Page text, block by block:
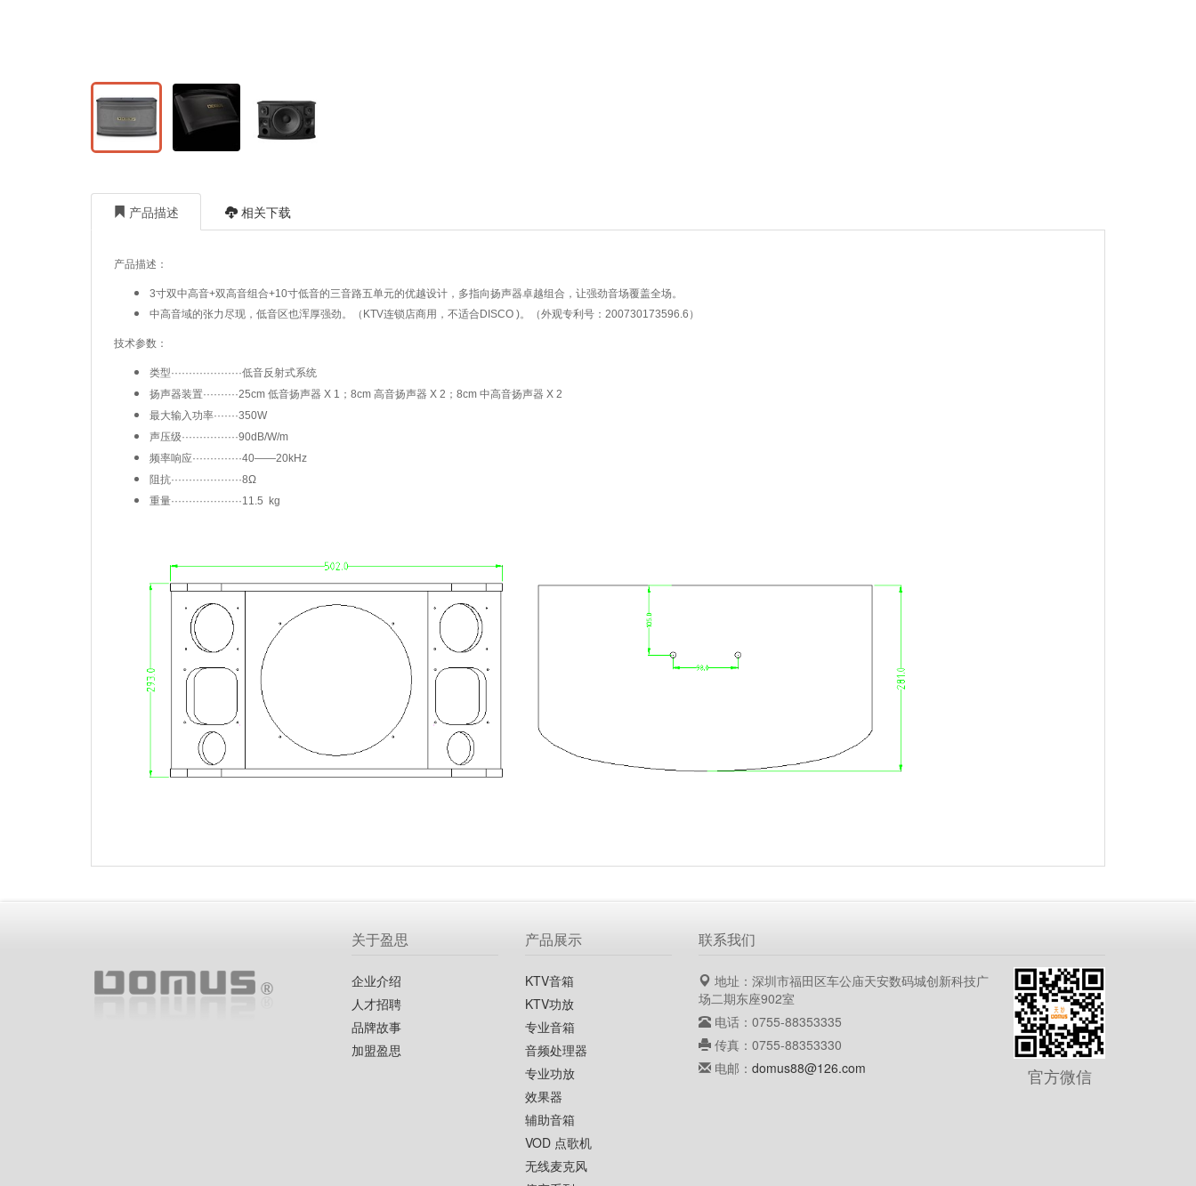
产品描述 相关下载
产品描述：
3寸双中高音+双高音组合+10寸低音的三音路五单元的优越设计，多指向扬声器卓越组合，让强劲音场覆盖全场。
中高音域的张力尽现，低音区也浑厚强劲。（KTV连锁店商用，不适合DISCO )。（外观专利号：200730173596.6）
​技术参数：
类型····················低音反射式系统
扬声器装置··········25cm 低音扬声器 X 1；8cm 高音扬声器 X 2；8cm 中高音扬声器 X 2
最大输入功率·······350W
声压级················90dB/W/m
频率响应··············40——20kHz
阻抗····················8Ω
重量····················11.5 kg
关于盈思
企业介绍
人才招聘
品牌故事
加盟盈思
产品展示
KTV音箱
KTV功放
专业音箱
音频处理器
专业功放
效果器
辅助音箱
VOD 点歌机
无线麦克风
联系我们
地址：深圳市福田区车公庙天安数码城创新科技广
场二期东座902室
电话：0755-88353335
传真：0755-88353330
电邮： domus88@126.com 官方微信